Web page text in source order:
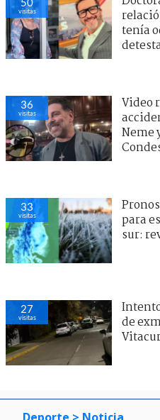
visitas
tenía
36
visitas
Video
Neme
33
visitas
para
sur:
27
visitas
de